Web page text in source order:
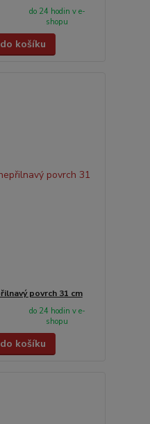
do 24 hodin v e-
shopu
košíku
povrch 31 cm
do 24 hodin v e-
shopu
košíku